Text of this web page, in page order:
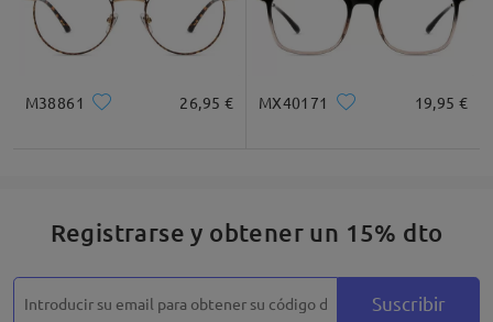
M38861 26,95 € MX40171 19,95 €
Registrarse y obtener un 15% dto
Suscribir